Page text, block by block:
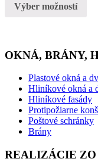
Výber možností
OKNÁ, BRÁNY,
Plastové okná a
Hliníkové okná a
Hliníkové fasády
Protipožiarne
Poštové schránky
Brány
REALIZÁCIE